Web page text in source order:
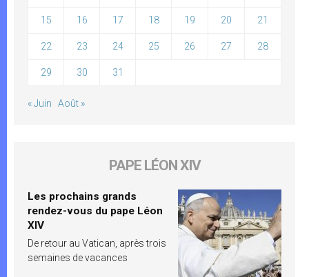
15 16 17 18 19 20 21
22 23 24 25 26 27 28
29 30 31
« Juin Août »
PAPE LÉON XIV
Les prochains grands
rendez-vous du pape Léon
XIV
De retour au Vatican, après trois
semaines de vacances